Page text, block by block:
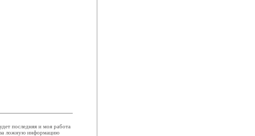
последняя и моя работа
за ложную информацию